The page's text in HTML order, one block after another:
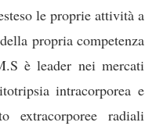
le proprie attività a
propria competenza
è leader nei mercati
intracorporea e
extracorporee radiali